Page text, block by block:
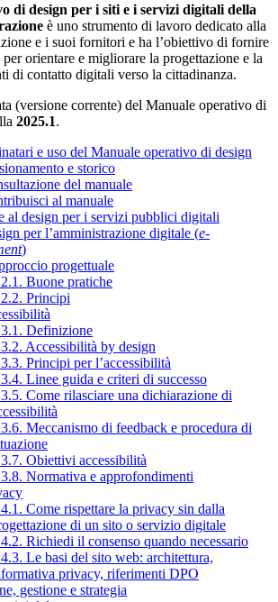
di design per i siti e i servizi digitali della
è uno strumento di lavoro dedicato alla
e i suoi fornitori e ha l’obiettivo di fornire
orientare e migliorare la progettazione e la
di contatto digitali verso la cittadinanza.
(versione corrente) del Manuale operativo di
2025.1.
e uso del Manuale operativo di design
e storico
del manuale
al manuale
al design per i servizi pubblici digitali
per l’amministrazione digitale (e-
)
progettuale
Buone pratiche
Principi
Definizione
Accessibilità by design
Principi per l’accessibilità
Linee guida e criteri di successo
Come rilasciare una dichiarazione di
Meccanismo di feedback e procedura di
Obiettivi accessibilità
Normativa e approfondimenti
Come rispettare la privacy sin dalla
di un sito o servizio digitale
Richiedi il consenso quando necessario
Le basi del sito web: architettura,
privacy, riferimenti DPO
gestione e strategia